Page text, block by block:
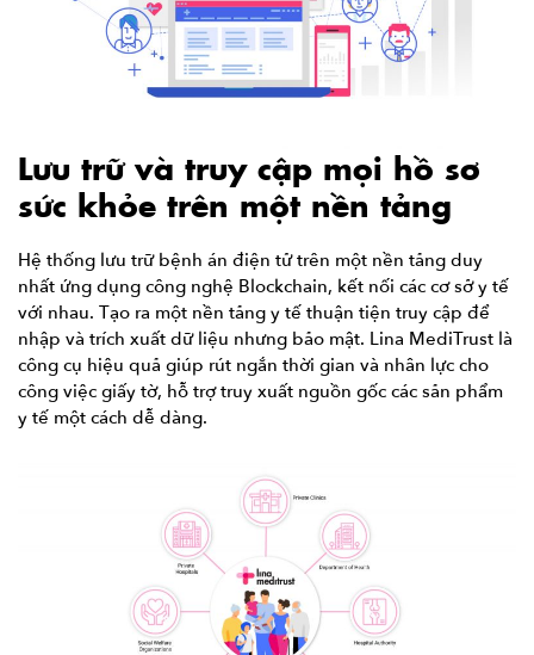
Lưu trữ và truy cập mọi hồ sơ
sức khỏe trên một nền tảng
Hệ thống lưu trữ bệnh án điện tử trên một nền tảng duy
nhất ứng dụng công nghệ Blockchain, kết nối các cơ sở y tế
với nhau. Tạo ra một nền tảng y tế thuận tiện truy cập để
nhập và trích xuất dữ liệu nhưng bảo mật. Lina MediTrust là
công cụ hiệu quả giúp rút ngắn thời gian và nhân lực cho
công việc giấy tờ, hỗ trợ truy xuất nguồn gốc các sản phẩm
y tế một cách dễ dàng.